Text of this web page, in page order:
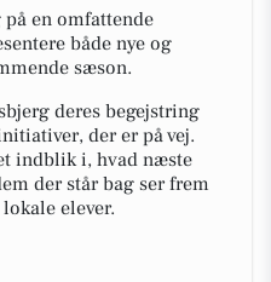
en omfattende
både nye og
sæson.
deres begejstring
der er på vej.
indblik i, hvad næste
der står bag ser frem
elever.